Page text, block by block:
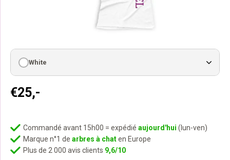
€25,-
White
Commandé avant 15h00 = expédié aujourd'hui (lun-ven)
Marque n°1 de arbres à chaten Europe
Plus de 2 000 avis clients 9,6/10